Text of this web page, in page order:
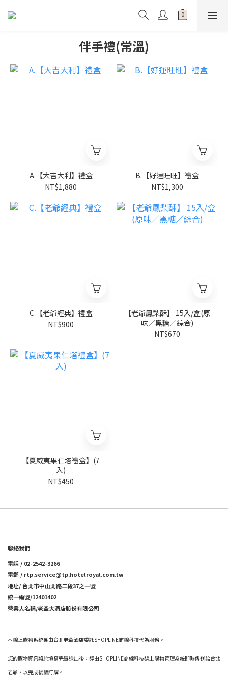
伴手禮(常溫)
A.【大吉大利】禮盒
NT$1,880
B.【好運旺旺】禮盒
NT$1,300
C.【老爺經典】禮盒
NT$900
【老爺鳳梨酥】 15入/盒(原
味／黑糖／綜合)
NT$670
【夏威夷果仁塔禮盒】(7
入)
NT$450
聯絡我們
電話 / 02-2542-3266
電郵 / rtp.service@tp.hotelroyal.com.tw
地址/ 台北市中山北路二段37之一號
統一編號/12401402
營業人名稱/老爺大酒店股份有限公司
本線上購物系統係由台北老爺酒店委託SHOPLINE商線科技代為服務。
您的購物資訊將於填寫完畢送出後，經由SHOPLINE商線科技線上購物管理系統即時傳送給台北
老爺，以完成後續訂購。